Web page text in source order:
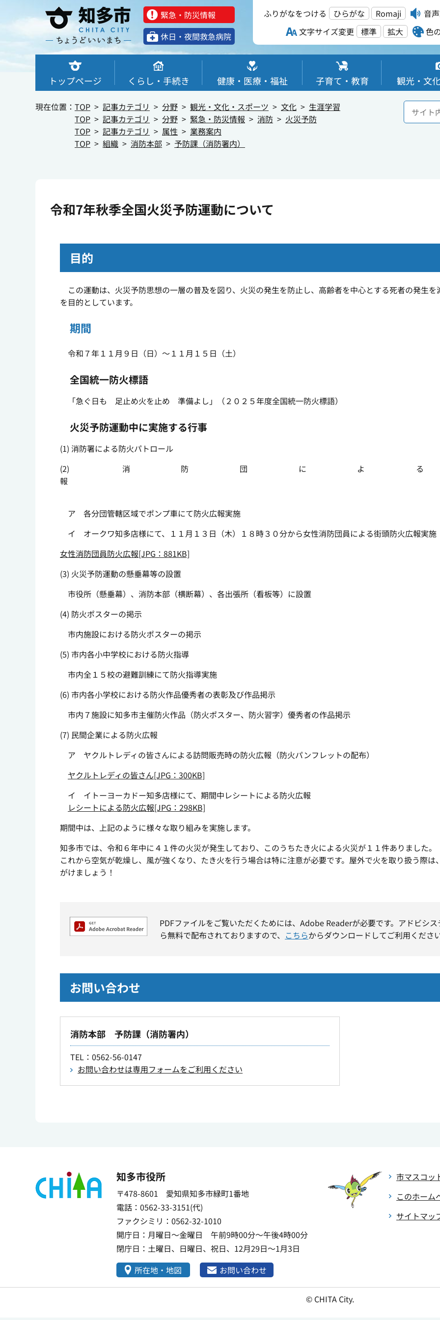
緊急・防災情報
休⽇・夜間救急病院
ふりがなをつける ひらがな Romaji 音
文字サイズ変更
標準 拡大 色
トップページ くらし・手続き 健康・医療・福祉 子育て・教育 観光・文
現在位置： TOP 記事カテゴリ 分野 観光・文化・スポーツ 文化
生涯学習
TOP
記事カテゴリ 分野 緊急・防災情報 消防
火災予防
TOP
記事カテゴリ 属性
業務案内
TOP
組織 消防本部 予防課（消防署内）
令和7年秋季全国火災予防運動について
目的
この運動は、火災予防思想の一層の普及を図り、火災の発生を防止し、高齢者を中心とする死者の発生
を目的としています。
期間
令和７年１１月９日（日）～１１月１５日（土）
全国統一防火標語
「急ぐ日も 足止め火を止め 準備よし」（２０２５年度全国統一防火標語）
火災予防運動中に実施する行事
(1) 消防署による防火パトロール
(2) 消防団によ
ア 各分団管轄区域でポンプ車にて防火広報実施
イ オークワ知多店様にて、１１月１３日（木）１８時３０分から女性消防団員による街頭防火広報実施
女性消防団員防火広報[JPG：881KB]
(3) 火災予防運動の懸垂幕等の設置
市役所（懸垂幕）、消防本部（横断幕）、各出張所（看板等）に設置
(4) 防火ポスターの掲示
市内施設における防火ポスターの掲示
(5) 市内各小中学校における防火指導
市内全１５校の避難訓練にて防火指導実施
(6) 市内各小学校における防火作品優秀者の表彰及び作品掲示
市内７施設に知多市主催防火作品（防火ポスター、防火習字）優秀者の作品掲示
(7) 民間企業による防火広報
ア ヤクルトレディの皆さんによる訪問販売時の防火広報（防火パンフレットの配布）
ヤクルトレディの皆さん[JPG：300KB]
イ イトーヨーカドー知多店様にて、期間中レシートによる防火広報
レシートによる防火広報[JPG：298KB]
期間中は、上記のように様々な取り組みを実施します。
知多市では、令和６年中に４１件の火災が発生しており、このうちたき火による火災が１１件ありました。
これから空気が乾燥し、風が強くなり、たき火を行う場合は特に注意が必要です。屋外で火を取り扱う際
がけましょう！
PDFファイルをご覧いただくためには、Adobe Readerが必要です。アドビシ
ら無料で配布されておりますので、 こちらからダウンロードしてご利用ください
お問い合わせ
消防本部 予防課（消防署内）
TEL ：0562-56-0147
お問い合わせは専用フォームをご利用ください
知多市役所
〒478-8601 愛知県知多市緑町1番地
電話：0562-33-3151(代)
ファクシミリ：0562-32-1010
開庁日：月曜日～金曜日 午前9時00分～午後4時00分
閉庁日：土曜日、日曜日、祝日、12月29日～1月3日
所在地・地図
お問い合わせ
市マスコッ
このホーム
サイトマッ
© CHITA City.